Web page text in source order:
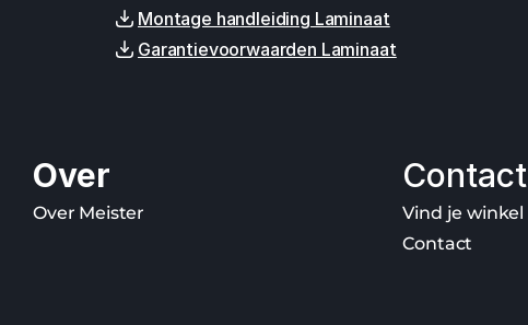
Montage handleiding Laminaat
Garantievoorwaarden Laminaat
Over
Over Meister
Contact
Vind je winkel
Contact